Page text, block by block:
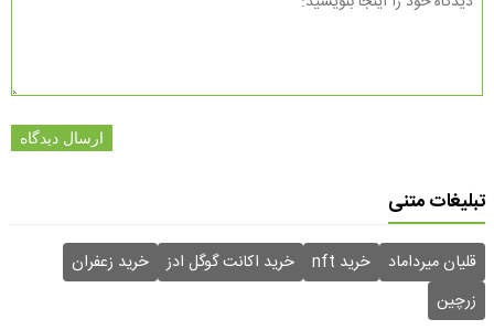
ارسال دیدگاه
تبلیغات متنی
قلیان میرداماد خرید nft خرید اکانت گوگل ادز
خرید زعفران
زرچین